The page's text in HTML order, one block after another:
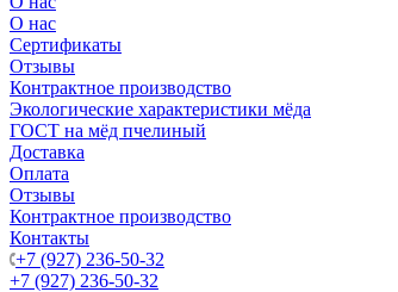
О нас
Сертификаты
Отзывы
Контрактное производство
Экологические характеристики мёда
ГОСТ на мёд пчелиный
Доставка
Оплата
Отзывы
Контрактное производство
Контакты
+7 (927) 236-50-32
+7 (927) 236-50-32